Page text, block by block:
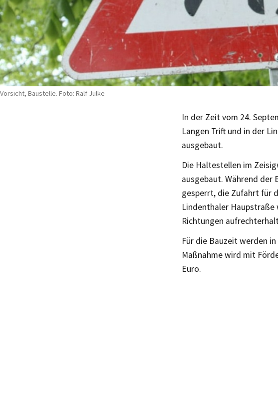
Vorsicht, Baustelle. Foto: Ralf Julke
In der Zeit vom 24.
Langen Trift und in der
ausgebaut.
Die Haltestellen im
ausgebaut. Während
gesperrt, die Zufahrt für
Lindenthaler Haupstraße
Richtungen
Für die Bauzeit werden
Maßnahme wird mit
Euro.